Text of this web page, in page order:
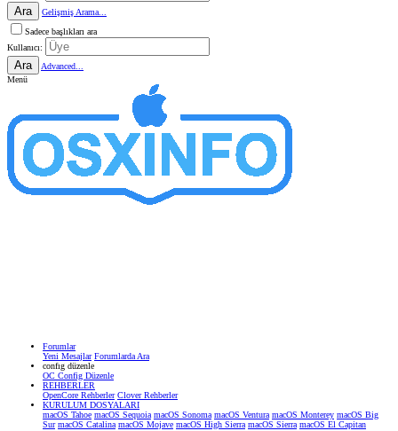
Ara
Gelişmiş Arama...
Sadece başlıkları ara
Kullanıcı:
Ara
Advanced...
Menü
Forumlar
Yeni Mesajlar Forumlarda Ara
confıg düzenle
OC Config Düzenle
REHBERLER
OpenCore Rehberler Clover Rehberler
KURULUM DOSYALARI
macOS Tahoe macOS Sequoia macOS Sonoma macOS Ventura macOS Monterey macOS Big
Sur macOS Catalina macOS Mojave macOS High Sierra macOS Sierra macOS El Capitan